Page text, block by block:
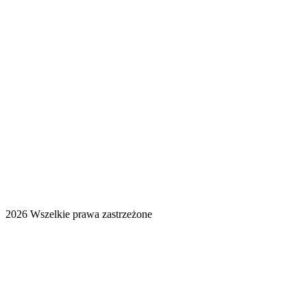
2026 Wszelkie prawa zastrzeżone